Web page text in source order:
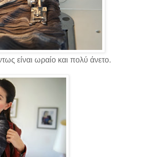
είναι ωραίο και πολύ άνετο.